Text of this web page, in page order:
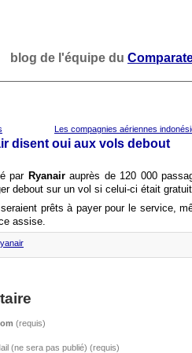
blog de l'équipe du
Les compagnies aériennes
disent oui aux vols debout
par Ryanair auprès de 120 000
debout sur un vol si celui-ci était
prêts à payer pour le service,
assise.
(requis)
(ne sera pas publié) (requis)